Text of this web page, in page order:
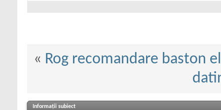
« Rog recomandare baston
Informații subiect